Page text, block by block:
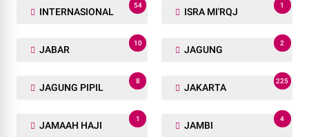
INTERNASIONAL
54
ISRA MI'RQJ
1
JABAR
10
JAGUNG
2
JAGUNG PIPIL
8
JAKARTA
225
JAMAAH HAJI
1
JAMBI
4